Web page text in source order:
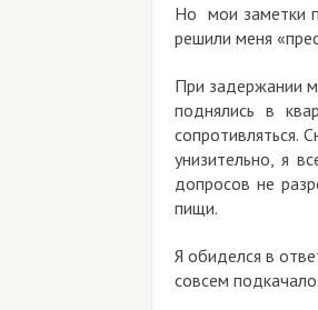
Но мои заметки
решили меня
При задержании
поднялись в
сопротивляться.
унизительно, я
допросов не
пищи.
Я обиделся в
совсем подкачало.